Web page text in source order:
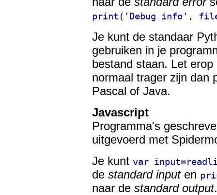
print('Debug info',
Je kunt de standaar
gebruiken in je
bestand staan. Let
normaal trager zijn dan
Pascal of Java.
Javascript
Programma's
uitgevoerd met
Je kunt var
de standard inputen
naar de standard output.